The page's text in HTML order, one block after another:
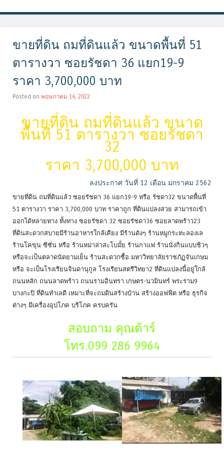
ขายที่ดิน ถมที่ดินแล้ว ขนาดพื้นที่ 51
ตารางวา ซอยรัชดา 36 แยก19-9
ราคา 3,700,000 บาท
Posted on พฤษภาคม 14, 2022
ขายที่ดิน ถมที่ดินแล้ว ขนาด
พื้นที่ 51 ตารางวา ซอยรัชดา
32
ราคา 3,700,000 บาท
ลงประกาศ วันที่ 12 เดือน มกราคม 2562
ขายที่ดิน ถมที่ดินแล้ว ซอยรัชดา 36 แยก19-9 หรือ รัชดา32 ขนาดพื้นที่
51 ตารางวา ราคา 3,700,000 บาท ราคาถูก ที่ดินแปลงสวย สามารถเข้า
ออกได้หลายทาง ทั้งทาง ซอยรัชดา 32 ซอยรัชดา36 ซอยลาดพร้าว23
ที่ดินสะดวกสบายมีร้านอาหารใกล้เคียง มีร้านดังๆ ร้านหมูกระทะลองเล
ร้านโคขุน ซีซั่น หรือ ร้านหม่าล่าสะโบมั้ย ร้านกาแฟ ร้านนั่งกินแบบชิวๆ
หรือจะเป็นตลาดนัดยามเย็น ร้านสะดวกซื้อ มหาวิทยาลัยราชภัฏจันเกษม
หรือ จะเป็นโรงเรียนจินดานุกูล โรงเรียนสตรีวิทยา2 ที่ดินแปลงนี้อยู่ใกล้
ถนนหลัก ถนนลาดพร้าว ถนนรามอินทรา เกษตร-นวมินทร์ พระราม9
บางกะปิ ที่ดินทำเลดี เหมาะที่จะถมดินสร้างบ้าน สร้างออฟฟิต หรือ ธุรกิจ
ต่างๆ มีเครื่องอุปโภค บริโภค ครบครัน
สอบถาม คุณต้าร์
โทร.099 286 9964